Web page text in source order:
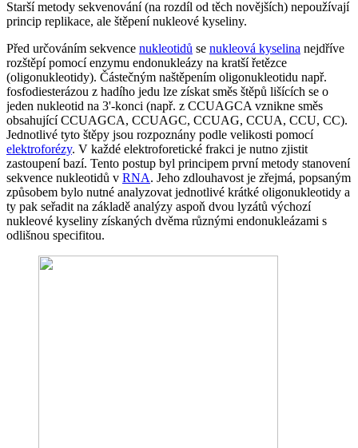
Starší metody sekvenování (na rozdíl od těch novějších) nepoužívají
princip replikace, ale štěpení nukleové kyseliny.
Před určováním sekvence nukleotidů se nukleová kyselina nejdříve
rozštěpí pomocí enzymu endonukleázy na kratší řetězce
(oligonukleotidy). Částečným naštěpením oligonukleotidu např.
fosfodiesterázou z hadího jedu lze získat směs štěpů lišících se o
jeden nukleotid na 3'-konci (např. z CCUAGCA vznikne směs
obsahující CCUAGCA, CCUAGC, CCUAG, CCUA, CCU, CC).
Jednotlivé tyto štěpy jsou rozpoznány podle velikosti pomocí
elektroforézy. V každé elektroforetické frakci je nutno zjistit
zastoupení bazí. Tento postup byl principem první metody stanovení
sekvence nukleotidů v RNA. Jeho zdlouhavost je zřejmá, popsaným
způsobem bylo nutné analyzovat jednotlivé krátké oligonukleotidy a
ty pak seřadit na základě analýzy aspoň dvou lyzátů výchozí
nukleové kyseliny získaných dvěma různými endonukleázami s
odlišnou specifitou.